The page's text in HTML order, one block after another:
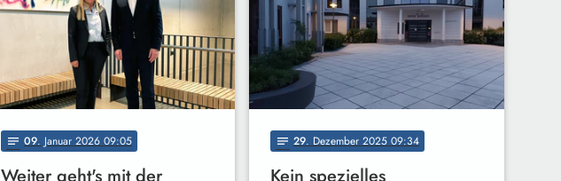
notes 09. Januar 2026 09:05 notes 29. Dezember 2025 09:34